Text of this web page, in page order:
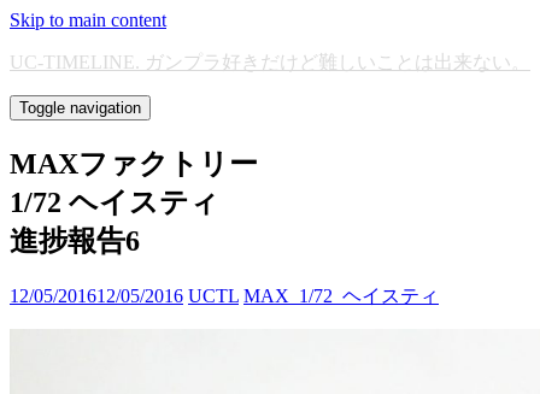
Skip to main content
UC-TIMELINE. ガンプラ好きだけど難しいことは出来ない。
Toggle navigation
MAXファクトリー
1/72 ヘイスティ
進捗報告6
12/05/201612/05/2016 UCTL MAX_1/72_ヘイスティ